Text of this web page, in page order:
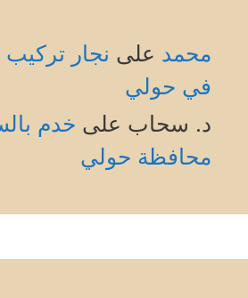
محمد على نجار تركيب
في حولي
د. سحاب على خدم
محافظة حولي